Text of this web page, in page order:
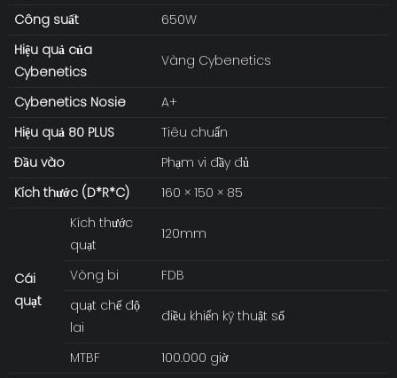
Công suất
650W
Hiệu quả của
Cybenetics
Vàng Cybenetics
Cybenetics Nosie
A+
Hiệu quả 80 PLUS
Tiêu chuẩn
Đầu vào
Phạm vi đầy đủ
Kích thước (D*R*C)
160 × 150 × 85
Cái
quạt
Kích thước
quạt
120mm
Vòng bi
FDB
quạt chế độ
lai
điều khiển kỹ thuật số
MTBF
100.000 giờ